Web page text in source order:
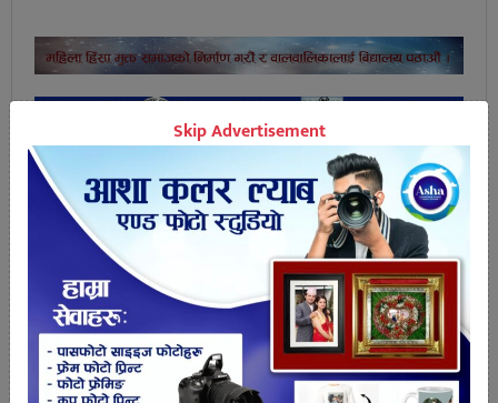
तपाईको प्रतिक्रिया
Skip Advertisement